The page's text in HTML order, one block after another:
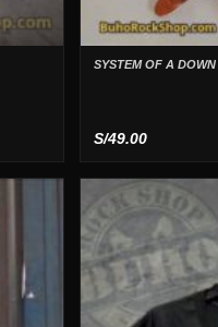
SYSTEM OF A DOWN
S/49.00